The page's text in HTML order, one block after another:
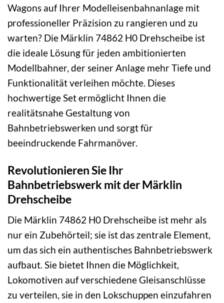
Wagons auf Ihrer Modelleisenbahnanlage mit
professioneller Präzision zu rangieren und zu
warten? Die Märklin 74862 H0 Drehscheibe ist
die ideale Lösung für jeden ambitionierten
Modellbahner, der seiner Anlage mehr Tiefe und
Funktionalität verleihen möchte. Dieses
hochwertige Set ermöglicht Ihnen die
realitätsnahe Gestaltung von
Bahnbetriebswerken und sorgt für
beeindruckende Fahrmanöver.
Revolutionieren Sie Ihr
Bahnbetriebswerk mit der Märklin
Drehscheibe
Die Märklin 74862 H0 Drehscheibe ist mehr als
nur ein Zubehörteil; sie ist das zentrale Element,
um das sich ein authentisches Bahnbetriebswerk
aufbaut. Sie bietet Ihnen die Möglichkeit,
Lokomotiven auf verschiedene Gleisanschlüsse
zu verteilen, sie in den Lokschuppen einzufahren